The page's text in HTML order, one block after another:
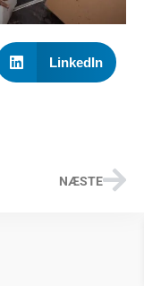
LinkedIn
NÆSTE